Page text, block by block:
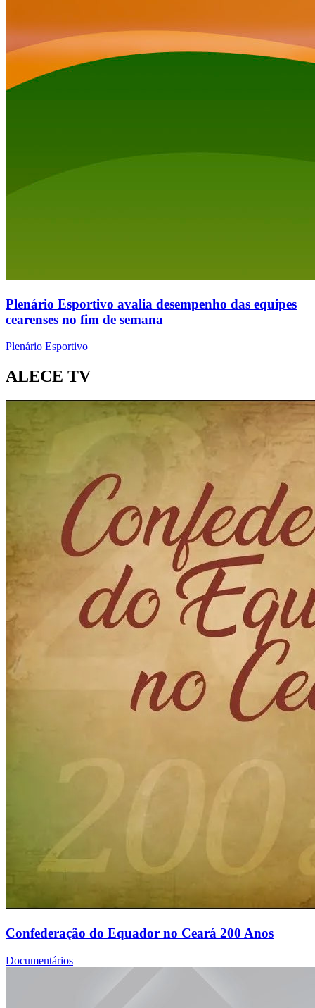
Plenário Esportivo avalia desempenho das equipes
cearenses no fim de semana
Plenário Esportivo
ALECE TV
Confederação do Equador no Ceará 200 Anos
Documentários